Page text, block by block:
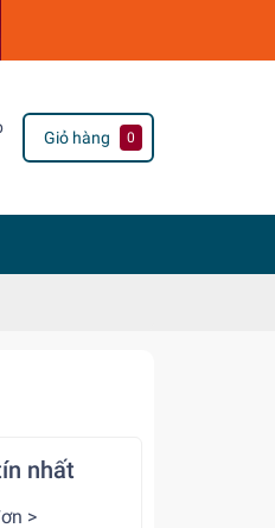
Giỏ hàng 0
nhất
>